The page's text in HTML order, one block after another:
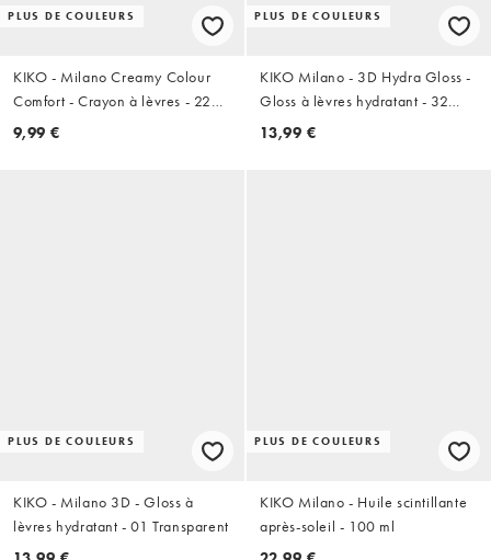
PLUS DE COULEURS
KIKO - Milano Creamy Colour
Comfort - Crayon à lèvres - 22
Red Amber
9,99 €
PLUS DE COULEURS
KIKO Milano - 3D Hydra Gloss -
Gloss à lèvres hydratant - 32
Pearly Natural Rose
13,99 €
PLUS DE COULEURS
KIKO - Milano 3D - Gloss à
lèvres hydratant - 01 Transparent
PLUS DE COULEURS
KIKO Milano - Huile scintillante
après-soleil - 100 ml